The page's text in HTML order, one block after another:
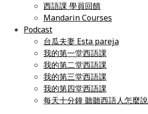
西語課 學員回饋
Mandarin Courses
Podcast
台瓜夫妻 Esta pareja
我的第一堂西語課
我的第二堂西語課
我的第三堂西語課
我的第四堂西語課
每天十分鐘 聽聽西語人怎麼說